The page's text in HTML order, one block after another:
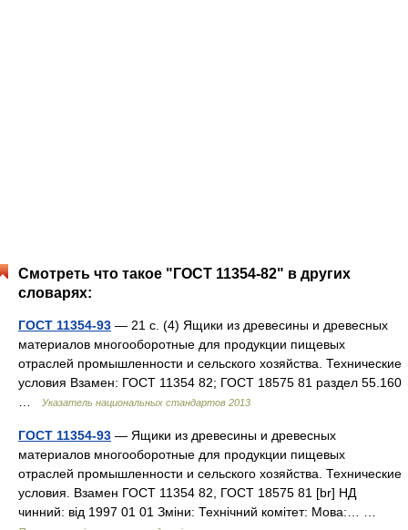
Смотреть что такое "ГОСТ 11354-82" в других
словарях:
ГОСТ 11354-93 — 21 с. (4) Ящики из древесины и древесных
материалов многооборотные для продукции пищевых
отраслей промышленности и сельского хозяйства. Технические
условия Взамен: ГОСТ 11354 82; ГОСТ 18575 81 раздел 55.160
Указатель национальных стандартов 2013
ГОСТ 11354-93 — Ящики из древесины и древесных
материалов многооборотные для продукции пищевых
отраслей промышленности и сельского хозяйства. Технические
условия. Взамен ГОСТ 11354 82, ГОСТ 18575 81 [br] НД
чинний: від 1997 01 01 Зміни: Технічний комітет: Мова:… …